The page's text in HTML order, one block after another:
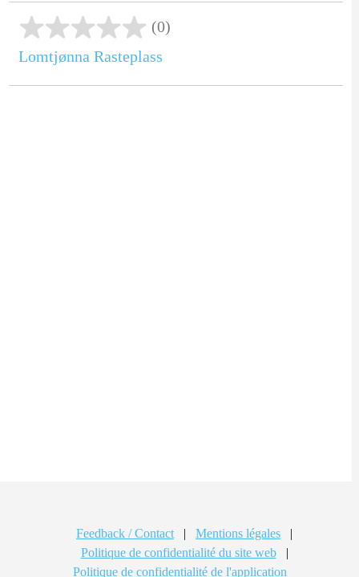
(0)
Lomtjønna Rasteplass
Feedback / Contact | Mentions légales
|
Politique de confidentialité du site web
|
Politique de confidentialité de l'application